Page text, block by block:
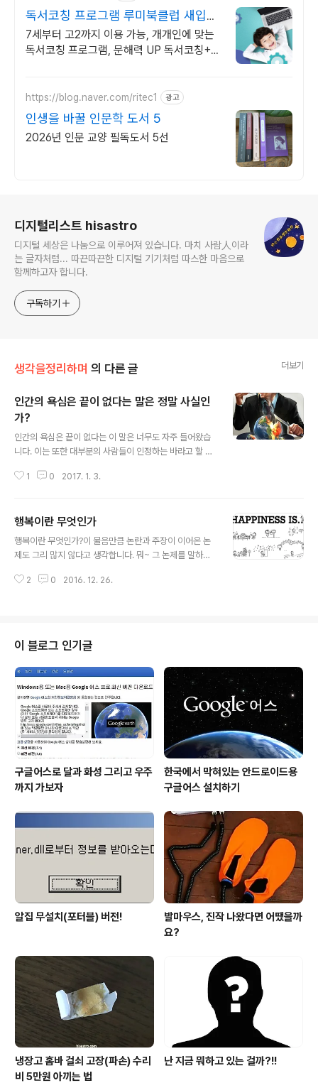
독서코칭 프로그램 루미북클럽 새입시
에 맞는 프로그램운영!
7세부터 고2까지 이용 가능, 개개인에 맞는
독서코칭 프로그램, 문해력 UP 독서코칭+문
https://blog.naver.com/ritec1 광고
인생을 바꿀 인문학 도서 5
2026년 인문 교양 필독도서 5선
디지털리스트 hisastro
디지털 세상은 나눔으로 이루어져 있습니다. 마치 사람人이라
는 글자처럼... 따끈따끈한 디지털 기기처럼 따스한 마음으로
함께하고자 합니다.
구독하기
생각을정리하며 의 다른 글 더보기
인간의 욕심은 끝이 없다는 말은 정말 사실인
가?
인간의 욕심은 끝이 없다는 이 말은 너무도 자주 들어왔습
니다. 이는 또한 대부분의 사람들이 인정하는 바라고 할 수
시작했습니다. 한편으로 "인간의 욕심이 끝이 없다"라는 건
란 승자 독식이라고 하는 원칙을 교육이라는 제도를 활용
하여 의식과 무의식을 좌우하는 도구로 활용되었다는 의구
심 때문입니다. 바로 걱정교과서라 비아냥의 대상으로 전
맞는 예라고 할 수 있습니다. 그러한 차원에서의 역사 기술
1 0 2017. 1. 3.
행복이란 무엇인가
행복이란 무엇인가?이 물음만큼 논란과 주장이 이어온 논
제도 그리 많지 않다고 생각합니다. 뭐~ 그 논제를 말하고
신다면, 팟캐스트 방송 지대넓얕의 깡샘께서 [생로병사]
의 목적 2 개인적으로는 철학자 혹은 석학들이 제시한 행
복에 대한 정의는 적잖이 의문을 품고 있었습니다. 그들이
주장하는 배경의 전제하에서는 완벽할지 모르나 변화무쌍
하고 다양한 상황과 조건을 모두 대입했을 때는 그렇지 않
다고 보이기 때문이었죠. 이는 실제로도 많은 반박이 이어
져 왔다고 앞서 언급한 바를 ..
2 0 2016. 12. 26.
이 블로그 인기글
구글어스로 달과 화성 그리고 우주
까지 가보자
한국에서 막혀있는 안드로이드용
구글어스 설치하기
알집 무설치(포터블) 버전!
발마우스, 진작 나왔다면 어땠을까
요?
냉장고 홈바 걸쇠 고장(파손) 수리
비 5만원 아끼는 법
난 지금 뭐하고 있는 걸까?!!